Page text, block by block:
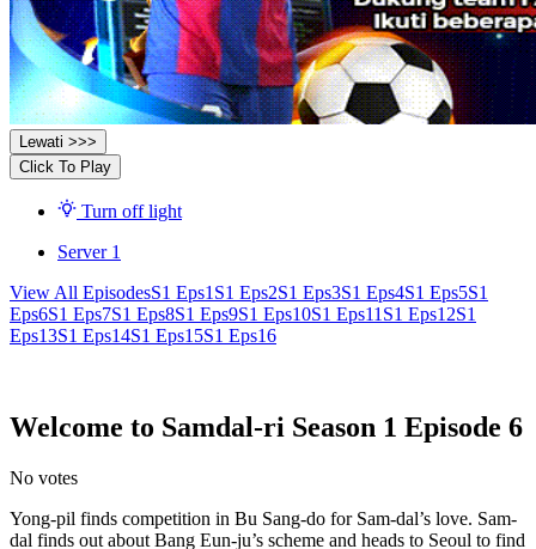
Lewati >>>
Click To Play
Turn off light
Server 1
View All EpisodesS1 Eps1 S1 Eps2S1 Eps3S1 Eps4S1 Eps5S1
Eps6S1 Eps7S1 Eps8S1 Eps9S1 Eps10S1 Eps11 S1 Eps12S1
Eps13S1 Eps14S1 Eps15S1 Eps16
Welcome to Samdal-ri Season 1 Episode 6
No votes
Yong-pil finds competition in Bu Sang-do for Sam-dal’s love. Sam-
dal finds out about Bang Eun-ju’s scheme and heads to Seoul to find